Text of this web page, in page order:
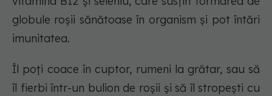
globule roșii sănătoase în organism și pot întări
imunitatea.
Îl poți coace în cuptor, rumeni la grătar, sau să
îl fierbi într-un bulion de roșii și să îl stropești cu